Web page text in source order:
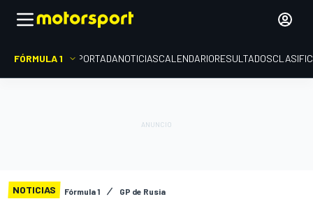
FÓRMULA 1 PORTADANOTICIASCALENDARIORESULTADOS
NOTICIAS Fórmula 1 GP de Rusia